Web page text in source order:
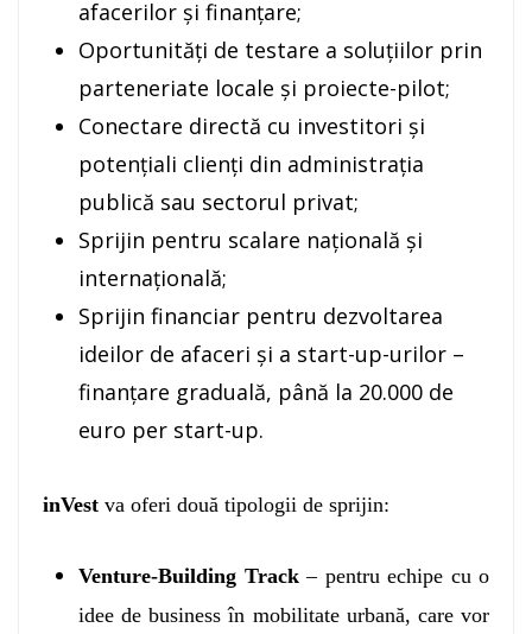
afacerilor și finanțare;
Oportunități de testare a soluțiilor prin
parteneriate locale și proiecte-pilot;
Conectare directă cu investitori și
potențiali clienți din administrația
publică sau sectorul privat;
Sprijin pentru scalare națională și
internațională;
Sprijin financiar pentru dezvoltarea
ideilor de afaceri și a start-up-urilor –
finanțare graduală, până la 20.000 de
euro per start-up.
inVest va oferi două tipologii de sprijin:
Venture-Building Track– pentru echipe cu o
idee de business în mobilitate urbană, care vor